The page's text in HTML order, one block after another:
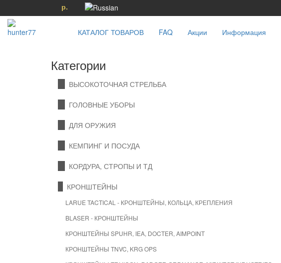
р.
КАТАЛОГ ТОВАРОВ FAQ Акции Информация
Категории
ВЫСОКОТОЧНАЯ СТРЕЛЬБА
ГОЛОВНЫЕ УБОРЫ
ДЛЯ ОРУЖИЯ
КЕМПИНГ И ПОСУДА
КОРДУРА, СТРОПЫ И ТД
КРОНШТЕЙНЫ
LARUE TACTICAL - КРОНШТЕЙНЫ, КОЛЬЦА, КРЕПЛЕНИЯ
BLASER - КРОНШТЕЙНЫ
КРОНШТЕЙНЫ SPUHR, IEA, DOCTER, AIMPOINT
КРОНШТЕЙНЫ TNVC, KRG OPS